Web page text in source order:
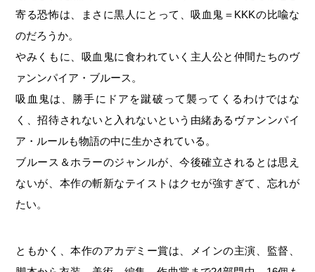
寄る恐怖は、まさに黒人にとって、吸血鬼＝KKKの比喩な
のだろうか。
やみくもに、吸血鬼に食われていく主人公と仲間たちのヴ
ァンンパイア・ブルース。
吸血鬼は、勝手にドアを蹴破って襲ってくるわけではな
く、招待されないと入れないという由緒あるヴァンンパイ
ア・ルールも物語の中に生かされている。
ブルース＆ホラーのジャンルが、今後確立されるとは思え
ないが、本作の斬新なテイストはクセが強すぎて、忘れが
たい。
ともかく、本作のアカデミー賞は、メインの主演、監督、